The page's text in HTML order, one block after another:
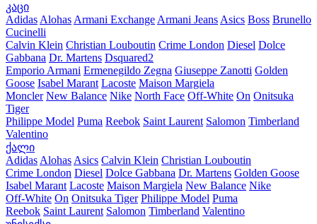
კაცი
Adidas Alohas Armani Exchange Armani Jeans Asics Boss Brunello
Cucinelli
Calvin Klein Christian Louboutin Crime London Diesel Dolce
Gabbana Dr. Martens Dsquared2
Emporio Armani Ermenegildo Zegna Giuseppe Zanotti Golden
Goose Isabel Marant Lacoste Maison Margiela
Moncler New Balance Nike North Face Off-White On Onitsuka
Tiger
Philippe Model Puma Reebok Saint Laurent Salomon Timberland
Valentino
ქალი
Adidas Alohas Asics Calvin Klein Christian Louboutin
Crime London Diesel Dolce Gabbana Dr. Martens Golden Goose
Isabel Marant Lacoste Maison Margiela New Balance Nike
Off-White On Onitsuka Tiger Philippe Model Puma
Reebok Saint Laurent Salomon Timberland Valentino